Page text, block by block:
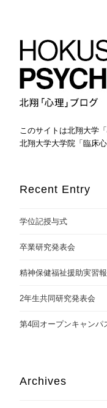
このサイトは北翔大学
北翔大学大学院「臨床
Recent Entry
学位記授与式
卒業研究発表会
精神保健福祉援助実習
2年生共同研究発表会
第4回オープンキャンパ
Archives